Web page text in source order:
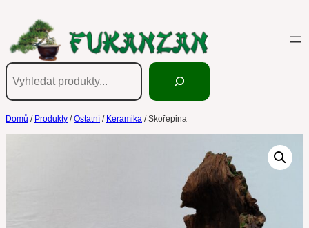
obsah
Hledání
Domů / Produkty /Ostatní / Keramika / Skořepina